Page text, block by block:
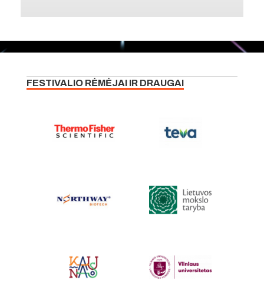
FESTIVALIO RĖMĖJAI IR DRAUGAI